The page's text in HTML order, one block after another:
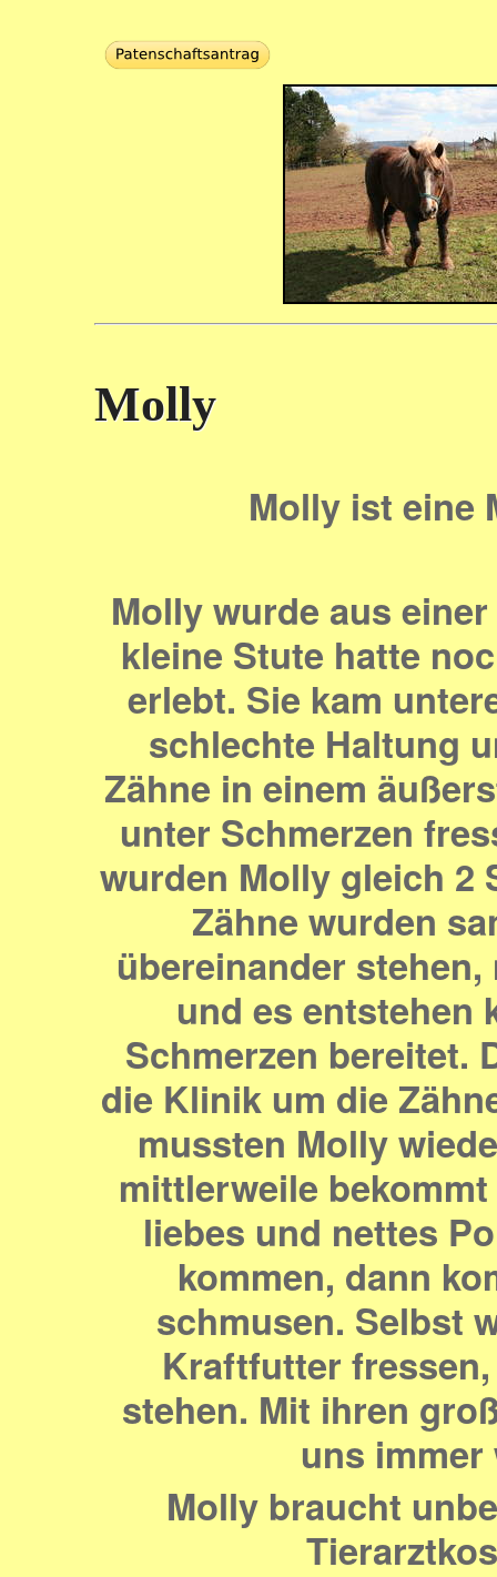
Molly
Molly ist eine
Molly wurde aus
kleine Stute hatte
erlebt. Sie kam
schlechte Haltung
Zähne in einem
unter Schmerzen
wurden Molly gleich 2
Zähne wurden
übereinander
und es entstehen
Schmerzen bereitet.
die Klinik um die
mussten Molly
mittlerweile
liebes und nettes
kommen, dann
schmusen. Selbst
Kraftfutter
stehen. Mit ihren
uns immer
Molly braucht